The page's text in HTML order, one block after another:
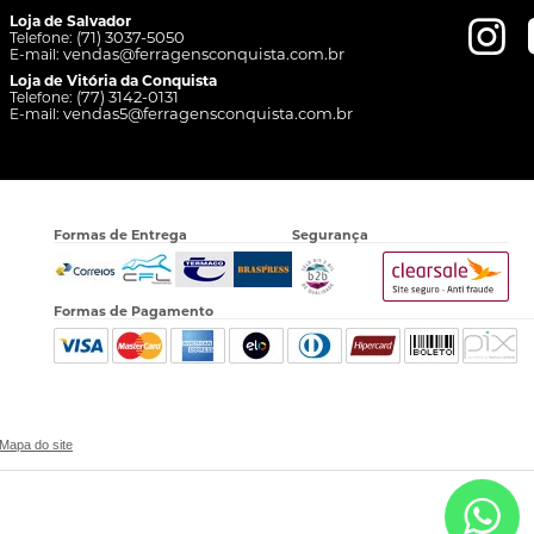
Loja de Salvador
Telefone: (71) 3037-5050
E-mail:vendas@ferragensconquista.com.br
Loja de Vitória da Conquista
Telefone: (77) 3142-0131
E-mail:vendas5@ferragensconquista.com.br
Formas de Entrega Segurança
Formas de Pagamento
Mapa do site